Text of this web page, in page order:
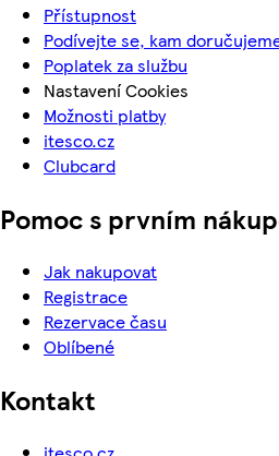
Přístupnost
Podívejte se, kam
Poplatek za službu
Nastavení Cookies
Možnosti platby
itesco.cz
Clubcard
Pomoc s prvním
Jak nakupovat
Registrace
Rezervace času
Oblíbené
Kontakt